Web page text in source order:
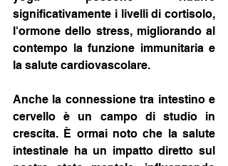
significativamente i livelli di cortisolo,
l'ormone dello stress, migliorando al
contempo la funzione immunitaria e
la salute cardiovascolare.
Anche la connessione tra intestino e
cervello è un campo di studio in
crescita. È ormai noto che la salute
intestinale ha un impatto diretto sul